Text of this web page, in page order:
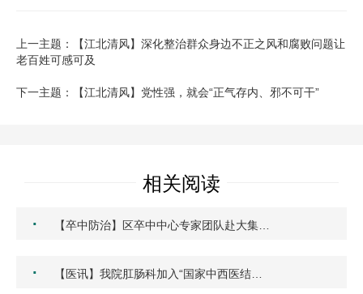
上一主题：【江北清风】深化整治群众身边不正之风和腐败问题让
老百姓可感可及
下一主题：【江北清风】党性强，就会“正气存内、邪不可干”
相关阅读
· 【卒中防治】区卒中中心专家团队赴大集…
· 【医讯】我院肛肠科加入“国家中西医结…